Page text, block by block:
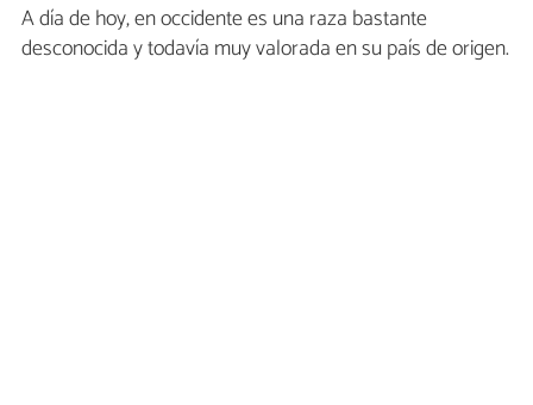
A día de hoy, en occidente es una raza bastante
desconocida y todavía muy valorada en su país de origen.